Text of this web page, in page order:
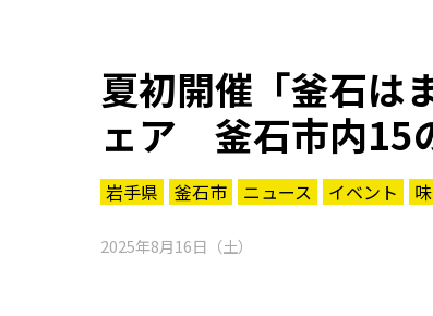
夏初開催「釜石は
ェア 釜石市内15
岩手県 釜石市 ニュース イベント
2025年8月16日（土）